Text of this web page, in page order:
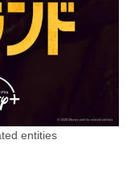
entities